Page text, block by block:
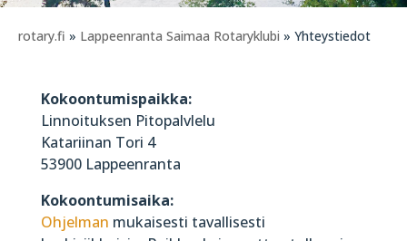
rotary.fi » Lappeenranta Saimaa Rotaryklubi » Yhteystiedot
Kokoontumispaikka:
Linnoituksen Pitopalvlelu
Katariinan Tori 4
53900 Lappeenranta
Kokoontumisaika:
Ohjelman mukaisesti tavallisesti